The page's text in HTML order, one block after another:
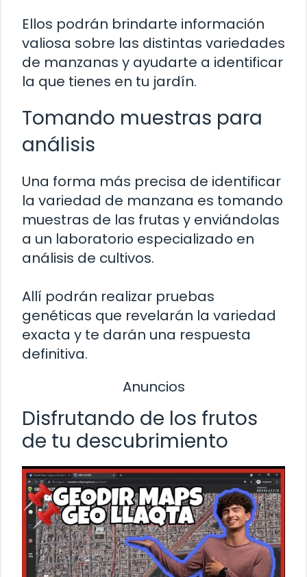
Ellos podrán brindarte información
valiosa sobre las distintas variedades
de manzanas y ayudarte a identificar
la que tienes en tu jardín.
Tomando muestras para
análisis
Una forma más precisa de identificar
la variedad de manzana es tomando
muestras de las frutas y enviándolas
a un laboratorio especializado en
análisis de cultivos.
Allí podrán realizar pruebas
genéticas que revelarán la variedad
exacta y te darán una respuesta
definitiva.
Anuncios
Disfrutando de los frutos
de tu descubrimiento